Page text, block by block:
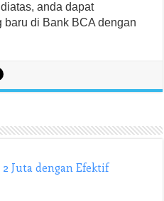
anda dapat
di Bank BCA dengan
Juta dengan Efektif